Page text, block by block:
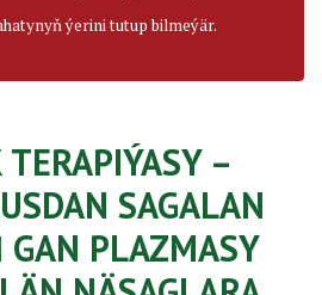
ýerini tutup bilmeýär.
–
SAGALAN
PLAZMASY